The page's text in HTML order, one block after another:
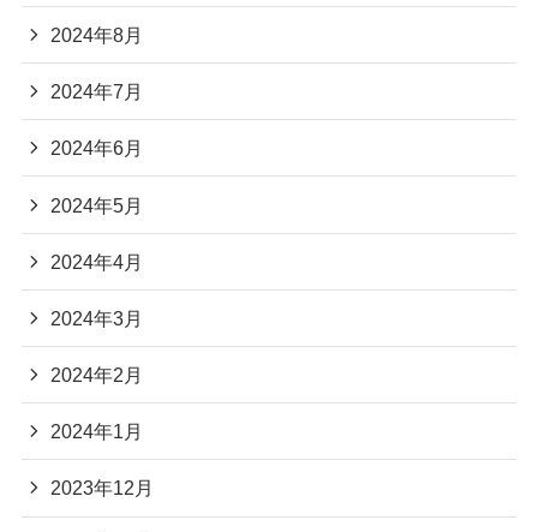
2024年8月
2024年7月
2024年6月
2024年5月
2024年4月
2024年3月
2024年2月
2024年1月
2023年12月